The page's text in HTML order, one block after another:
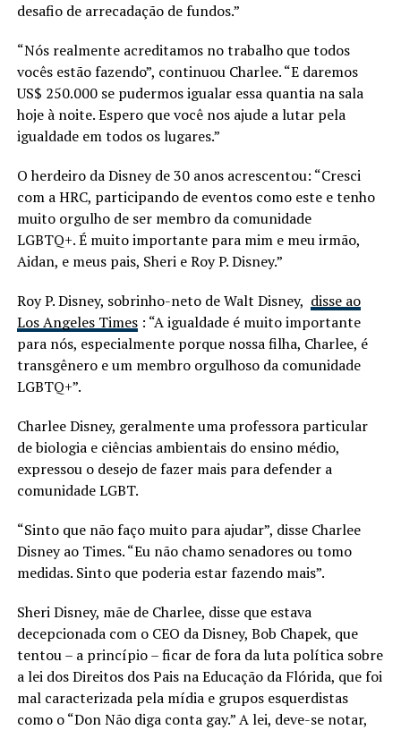
desafio de arrecadação de fundos.”
“Nós realmente acreditamos no trabalho que todos
vocês estão fazendo”, continuou Charlee. “E daremos
US$ 250.000 se pudermos igualar essa quantia na sala
hoje à noite. Espero que você nos ajude a lutar pela
igualdade em todos os lugares.”
O herdeiro da Disney de 30 anos acrescentou: “Cresci
com a HRC, participando de eventos como este e tenho
muito orgulho de ser membro da comunidade
LGBTQ+. É muito importante para mim e meu irmão,
Aidan, e meus pais, Sheri e Roy P. Disney.”
Roy P. Disney, sobrinho-neto de Walt Disney, disse ao
Los Angeles Times: “A igualdade é muito importante
para nós, especialmente porque nossa filha, Charlee, é
transgênero e um membro orgulhoso da comunidade
LGBTQ+”.
Charlee Disney, geralmente uma professora particular
de biologia e ciências ambientais do ensino médio,
expressou o desejo de fazer mais para defender a
comunidade LGBT.
“Sinto que não faço muito para ajudar”, disse Charlee
Disney ao Times. “Eu não chamo senadores ou tomo
medidas. Sinto que poderia estar fazendo mais”.
Sheri Disney, mãe de Charlee, disse que estava
decepcionada com o CEO da Disney, Bob Chapek, que
tentou – a princípio – ficar de fora da luta política sobre
a lei dos Direitos dos Pais na Educação da Flórida, que foi
mal caracterizada pela mídia e grupos esquerdistas
como o “Don Não diga conta gay.” A lei, deve-se notar,